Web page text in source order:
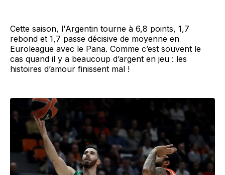
Cette saison, l'Argentin tourne à 6,8 points, 1,7
rebond et 1,7 passe décisive de moyenne en
Euroleague avec le Pana. Comme c’est souvent le
cas quand il y a beaucoup d’argent en jeu : les
histoires d’amour finissent mal !